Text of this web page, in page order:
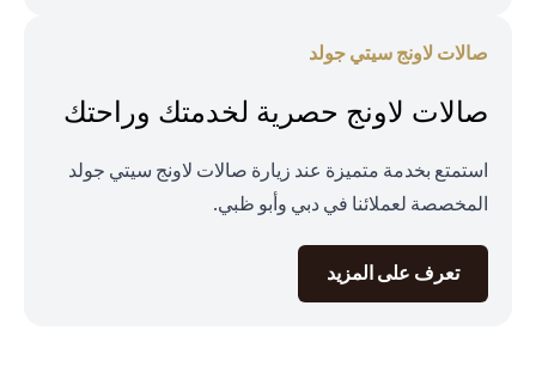
صالات لاونج سيتي جولد
صالات لاونج حصرية لخدمتك وراحتك
استمتع بخدمة متميزة عند زيارة صالات لاونج سيتي جولد
المخصصة لعملائنا في دبي وأبو ظبي.
تعرف على المزيد